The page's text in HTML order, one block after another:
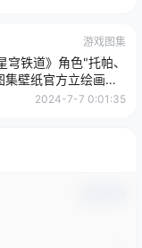
游戏图集
穹铁道》角色"托帕、
集壁纸官方立绘画册P
站图片素材美术资料
2024-7-7 0:01:35